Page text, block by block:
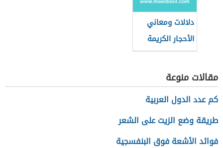
دلالات ومعاني
الأحجار الكريمة
مقالات منوعة
كم عدد الدول العربية
طريقة وضع الزيت على الشعر
فوائد الأشعة فوق البنفسجية